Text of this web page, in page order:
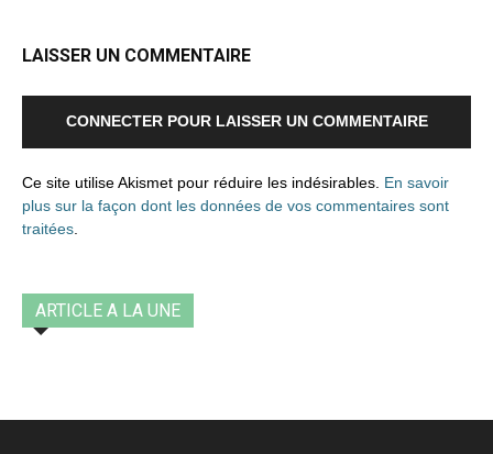
LAISSER UN COMMENTAIRE
CONNECTER POUR LAISSER UN COMMENTAIRE
Ce site utilise Akismet pour réduire les indésirables. En savoir
plus sur la façon dont les données de vos commentaires sont
traitées.
ARTICLE A LA UNE